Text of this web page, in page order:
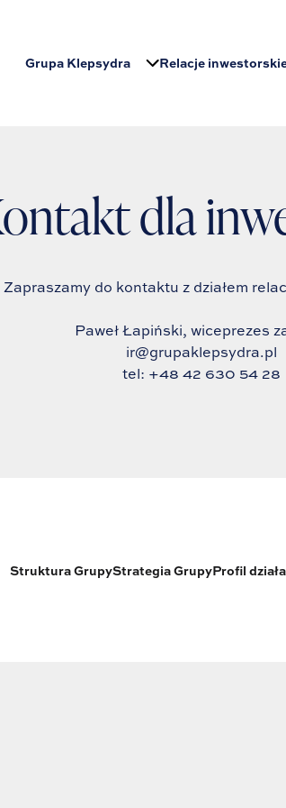
Grupa Klepsydra Relacje
dla
Zapraszamy do kontaktu z działem
Paweł Łapiński, wiceprezes
ir@grupaklepsydra.pl
tel: +48 42 630 54 28
Struktura GrupyStrategia GrupyProfil